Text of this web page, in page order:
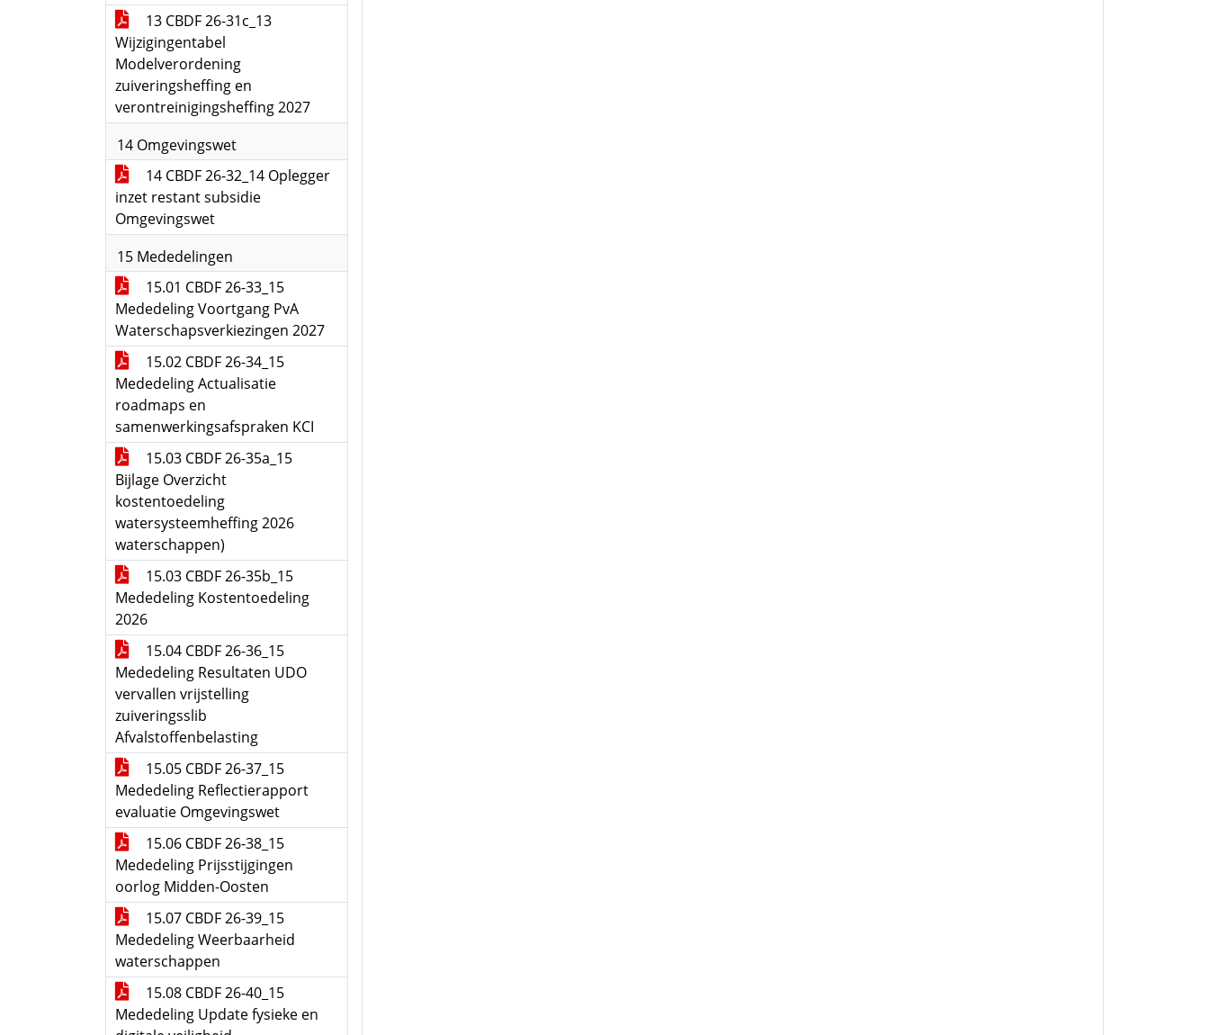
13 CBDF 26-31c_13
Wijzigingentabel
Modelverordening
zuiveringsheffing en
verontreinigingsheffing 2027
14 Omgevingswet
14 CBDF 26-32_14 Oplegger
inzet restant subsidie
Omgevingswet
15 Mededelingen
15.01 CBDF 26-33_15
Mededeling Voortgang PvA
Waterschapsverkiezingen 2027
15.02 CBDF 26-34_15
Mededeling Actualisatie
roadmaps en
samenwerkingsafspraken KCI
15.03 CBDF 26-35a_15
Bijlage Overzicht
kostentoedeling
watersysteemheffing 2026
waterschappen)
15.03 CBDF 26-35b_15
Mededeling Kostentoedeling
2026
15.04 CBDF 26-36_15
Mededeling Resultaten UDO
vervallen vrijstelling
zuiveringsslib
Afvalstoffenbelasting
15.05 CBDF 26-37_15
Mededeling Reflectierapport
evaluatie Omgevingswet
15.06 CBDF 26-38_15
Mededeling Prijsstijgingen
oorlog Midden-Oosten
15.07 CBDF 26-39_15
Mededeling Weerbaarheid
waterschappen
15.08 CBDF 26-40_15
Mededeling Update fysieke en